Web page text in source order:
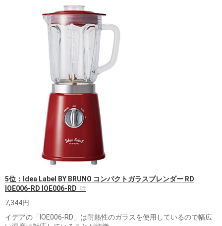
5位：Idea Label BY BRUNO コンパクトガラスブレンダー RD
IOE006-RD IOE006-RD
7,344円
イデアの「IOE006-RD」は耐熱性のガラスを使用しているので幅広